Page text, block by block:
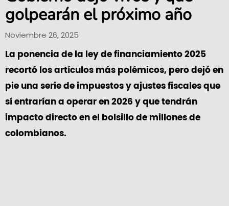
golpearán el próximo año
Noviembre 26, 2025
La ponencia de la ley de financiamiento 2025
recortó los artículos más polémicos, pero dejó en
pie una serie de impuestos y ajustes fiscales que
sí entrarían a operar en 2026 y que tendrán
impacto directo en el bolsillo de millones de
colombianos.